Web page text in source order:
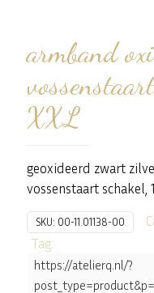
armband
XXL
geoxideerd zwart
vossenstaart schakel,
SKU: 00-11.01138-00
Tag:
https://atelierq.nl/?